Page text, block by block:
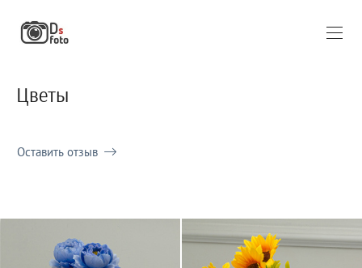
Цветы
Оставить отзыв